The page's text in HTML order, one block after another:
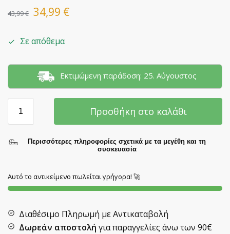
43,99€ 34,99 €
Σε απόθεμα
Εκτιμώμενη παράδοση: 25. Αύγουστος
Προσθήκη στο καλάθι
Περισσότερες πληροφορίες σχετικά με τα μεγέθη και τη
συσκευασία
Αυτό το αντικείμενο πωλείται γρήγορα! 🚀
Διαθέσιμο Πληρωμή με Αντικαταβολή
Δωρεάν αποστολή για παραγγελίες άνω των 90€